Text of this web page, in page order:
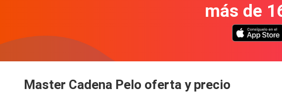
más de
Master Cadena Pelo oferta y precio